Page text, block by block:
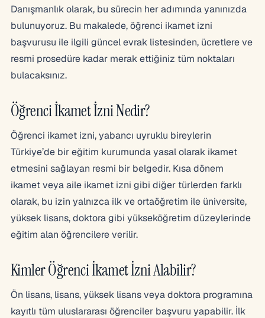
Danışmanlık olarak, bu sürecin her adımında yanınızda
bulunuyoruz. Bu makalede, öğrenci ikamet izni
başvurusu ile ilgili güncel evrak listesinden, ücretlere ve
resmi prosedüre kadar merak ettiğiniz tüm noktaları
bulacaksınız.
Öğrenci İkamet İzni Nedir?
Öğrenci ikamet izni, yabancı uyruklu bireylerin
Türkiye’de bir eğitim kurumunda yasal olarak ikamet
etmesini sağlayan resmi bir belgedir. Kısa dönem
ikamet veya aile ikamet izni gibi diğer türlerden farklı
olarak, bu izin yalnızca ilk ve ortaöğretim ile üniversite,
yüksek lisans, doktora gibi yükseköğretim düzeylerinde
eğitim alan öğrencilere verilir.
Kimler Öğrenci İkamet İzni Alabilir?
Ön lisans, lisans, yüksek lisans veya doktora programına
kayıtlı tüm uluslararası öğrenciler başvuru yapabilir. İlk